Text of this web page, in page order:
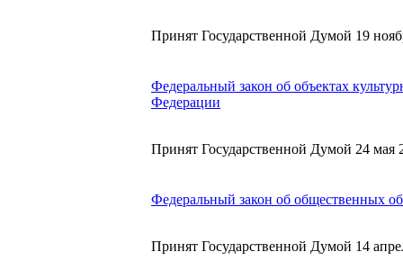
Принят Государственной Думой 19
Федеральный закон об объектах
Федерации
Принят Государственной Думой 24 мая
Федеральный закон об общественных
Принят Государственной Думой 14